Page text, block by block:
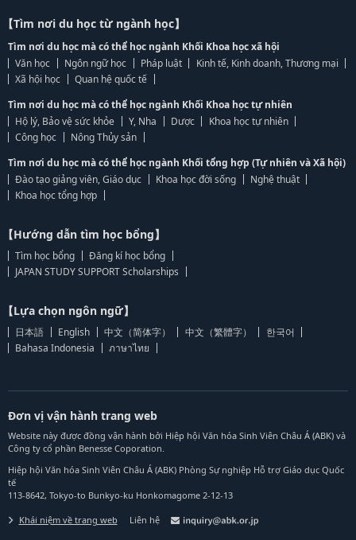
【Tìm nơi du học từ ngành học】
Tìm nơi du học mà có thể học ngành Khối Khoa học xã hội
Văn học
Ngôn ngữ học Pháp luật
Kinh tế, Kinh doanh, Thương mại
Xã hội học
Quan hệ quốc tế
Tìm nơi du học mà có thể học ngành Khối Khoa học tự nhiên
Hộ lý, Bảo vệ sức khỏe
Y, Nha Dược
Khoa học tự nhiên
Công học
Nông Thủy sản
Tìm nơi du học mà có thể học ngành Khối tổng hợp (Tự nhiên và Xã hội)
Đào tạo giảng viên, Giáo dục
Khoa học đời sống
Nghệ thuật
Khoa học tổng hợp
【Hướng dẫn tìm học bổng】
Tìm học bổng
Đăng kí học bổng
JAPAN STUDY SUPPORT Scholarships
【Lựa chọn ngôn ngữ】
日本語 English 中文（简体字） 中文（繁體字）
한국어
Bahasa Indonesia
ภาษาไทย
Đơn vị vận hành trang web
Website này được đồng vận hành bởi Hiệp hội Văn hóa Sinh Viên Châu Á (ABK) và
Công ty cổ phần Benesse Coporation.
Hiệp hội Văn hóa Sinh Viên Châu Á (ABK) Phòng Sự nghiệp Hỗ trợ Giáo dục Quốc
tế
113-8642, Tokyo-to Bunkyo-ku Honkomagome 2-12-13
Khái niệm về trang web Liên hệ